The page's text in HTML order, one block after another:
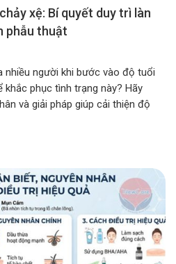
xệ: Bí quyết duy trì làn
phẫu thuật
nhiều người khi bước vào độ tuổi
phục tình trạng này? Hãy
và giải pháp giúp cải thiện độ